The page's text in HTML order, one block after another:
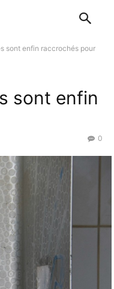
sont enfin raccrochés pour
sont enfin
0